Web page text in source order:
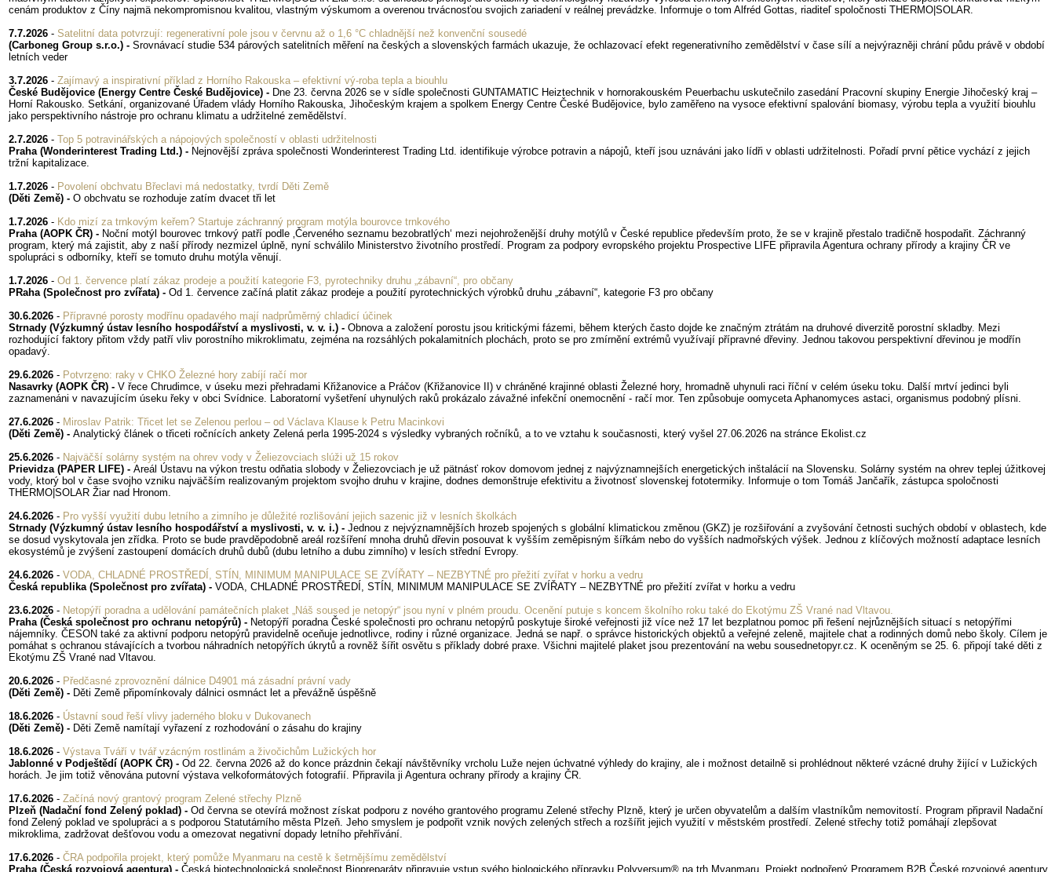
cenám produktov z Číny najmä nekompromisnou kvalitou, vlastným výskumom a overenou trvácnosťou svojich zariadení v reálnej prevádzke. Informuje o tom Alfréd Gottas, riaditeľ spoločnosti THERMO|SOLAR.
7.7.2026 - Satelitní data potvrzují: regenerativní pole jsou v červnu až o 1,6 °C chladnější než konvenční sousedé
(Carboneg Group s.r.o.) - Srovnávací studie 534 párových satelitních měření na českých a slovenských farmách ukazuje, že ochlazovací efekt regenerativního zemědělství v čase sílí a nejvýrazněji chrání půdu právě v období
letních veder
3.7.2026 - Zajímavý a inspirativní příklad z Horního Rakouska – efektivní vý-roba tepla a biouhlu
České Budějovice (Energy Centre České Budějovice) - Dne 23. června 2026 se v sídle společnosti GUNTAMATIC Heiztechnik v hornorakouském Peuerbachu uskutečnilo zasedání Pracovní skupiny Energie Jihočeský kraj –
Horní Rakousko. Setkání, organizované Úřadem vlády Horního Rakouska, Jihočeským krajem a spolkem Energy Centre České Budějovice, bylo zaměřeno na vysoce efektivní spalování biomasy, výrobu tepla a využití biouhlu
jako perspektivního nástroje pro ochranu klimatu a udržitelné zemědělství.
2.7.2026 - Top 5 potravinářských a nápojových společností v oblasti udržitelnosti
Praha (Wonderinterest Trading Ltd.) - Nejnovější zpráva společnosti Wonderinterest Trading Ltd. identifikuje výrobce potravin a nápojů, kteří jsou uznáváni jako lídři v oblasti udržitelnosti. Pořadí první pětice vychází z jejich
tržní kapitalizace.
1.7.2026 - Povolení obchvatu Břeclavi má nedostatky, tvrdí Děti Země
(Děti Země) - O obchvatu se rozhoduje zatím dvacet tři let
1.7.2026 - Kdo mizí za trnkovým keřem? Startuje záchranný program motýla bourovce trnkového
Praha (AOPK ČR) - Noční motýl bourovec trnkový patří podle ‚Červeného seznamu bezobratlých‘ mezi nejohroženější druhy motýlů v České republice především proto, že se v krajině přestalo tradičně hospodařit. Záchranný
program, který má zajistit, aby z naší přírody nezmizel úplně, nyní schválilo Ministerstvo životního prostředí. Program za podpory evropského projektu Prospective LIFE připravila Agentura ochrany přírody a krajiny ČR ve
spolupráci s odborníky, kteří se tomuto druhu motýla věnují.
1.7.2026 - Od 1. července platí zákaz prodeje a použití kategorie F3, pyrotechniky druhu „zábavní“, pro občany
PRaha (Společnost pro zvířata) - Od 1. července začíná platit zákaz prodeje a použití pyrotechnických výrobků druhu „zábavní“, kategorie F3 pro občany
30.6.2026 - Přípravné porosty modřínu opadavého mají nadprůměrný chladicí účinek
Strnady (Výzkumný ústav lesního hospodářství a myslivosti, v. v. i.) - Obnova a založení porostu jsou kritickými fázemi, během kterých často dojde ke značným ztrátám na druhové diverzitě porostní skladby. Mezi
rozhodující faktory přitom vždy patří vliv porostního mikroklimatu, zejména na rozsáhlých pokalamitních plochách, proto se pro zmírnění extrémů využívají přípravné dřeviny. Jednou takovou perspektivní dřevinou je modřín
opadavý.
29.6.2026 - Potvrzeno: raky v CHKO Železné hory zabíjí račí mor
Nasavrky (AOPK ČR) - V řece Chrudimce, v úseku mezi přehradami Křižanovice a Práčov (Křižanovice II) v chráněné krajinné oblasti Železné hory, hromadně uhynuli raci říční v celém úseku toku. Další mrtví jedinci byli
zaznamenáni v navazujícím úseku řeky v obci Svídnice. Laboratorní vyšetření uhynulých raků prokázalo závažné infekční onemocnění - račí mor. Ten způsobuje oomyceta Aphanomyces astaci, organismus podobný plísni.
27.6.2026 - Miroslav Patrik: Třicet let se Zelenou perlou – od Václava Klause k Petru Macinkovi
(Děti Země) - Analytický článek o třiceti ročnících ankety Zelená perla 1995-2024 s výsledky vybraných ročníků, a to ve vztahu k současnosti, který vyšel 27.06.2026 na stránce Ekolist.cz
25.6.2026 - Najväčší solárny systém na ohrev vody v Želiezovciach slúži už 15 rokov
Prievidza (PAPER LIFE) - Areál Ústavu na výkon trestu odňatia slobody v Želiezovciach je už pätnásť rokov domovom jednej z najvýznamnejších energetických inštalácií na Slovensku. Solárny systém na ohrev teplej úžitkovej
vody, ktorý bol v čase svojho vzniku najväčším realizovaným projektom svojho druhu v krajine, dodnes demonštruje efektivitu a životnosť slovenskej fototermiky. Informuje o tom Tomáš Jančařík, zástupca spoločnosti
THERMO|SOLAR Žiar nad Hronom.
24.6.2026 - Pro vyšší využití dubu letního a zimního je důležité rozlišování jejich sazenic již v lesních školkách
Strnady (Výzkumný ústav lesního hospodářství a myslivosti, v. v. i.) - Jednou z nejvýznamnějších hrozeb spojených s globální klimatickou změnou (GKZ) je rozšiřování a zvyšování četnosti suchých období v oblastech, kde
se dosud vyskytovala jen zřídka. Proto se bude pravděpodobně areál rozšíření mnoha druhů dřevin posouvat k vyšším zeměpisným šířkám nebo do vyšších nadmořských výšek. Jednou z klíčových možností adaptace lesních
ekosystémů je zvýšení zastoupení domácích druhů dubů (dubu letního a dubu zimního) v lesích střední Evropy.
24.6.2026 - VODA, CHLADNÉ PROSTŘEDÍ, STÍN, MINIMUM MANIPULACE SE ZVÍŘATY – NEZBYTNÉ pro přežití zvířat v horku a vedru
Česká republika (Společnost pro zvířata) - VODA, CHLADNÉ PROSTŘEDÍ, STÍN, MINIMUM MANIPULACE SE ZVÍŘATY – NEZBYTNÉ pro přežití zvířat v horku a vedru
23.6.2026 - Netopýří poradna a udělování památečních plaket „Náš soused je netopýr“ jsou nyní v plném proudu. Ocenění putuje s koncem školního roku také do Ekotýmu ZŠ Vrané nad Vltavou.
Praha (Česká společnost pro ochranu netopýrů) - Netopýří poradna České společnosti pro ochranu netopýrů poskytuje široké veřejnosti již více než 17 let bezplatnou pomoc při řešení nejrůznějších situací s netopýřími
nájemníky. ČESON také za aktivní podporu netopýrů pravidelně oceňuje jednotlivce, rodiny i různé organizace. Jedná se např. o správce historických objektů a veřejné zeleně, majitele chat a rodinných domů nebo školy. Cílem je
pomáhat s ochranou stávajících a tvorbou náhradních netopýřích úkrytů a rovněž šířit osvětu s příklady dobré praxe. Všichni majitelé plaket jsou prezentování na webu sousednetopyr.cz. K oceněným se 25. 6. připojí také děti z
Ekotýmu ZŠ Vrané nad Vltavou.
20.6.2026 - Předčasné zprovoznění dálnice D4901 má zásadní právní vady
(Děti Země) - Děti Země připomínkovaly dálnici osmnáct let a převážně úspěšně
18.6.2026 - Ústavní soud řeší vlivy jaderného bloku v Dukovanech
(Děti Země) - Děti Země namítají vyřazení z rozhodování o zásahu do krajiny
18.6.2026 - Výstava Tváří v tvář vzácným rostlinám a živočichům Lužických hor
Jablonné v Podještědí (AOPK ČR) - Od 22. června 2026 až do konce prázdnin čekají návštěvníky vrcholu Luže nejen úchvatné výhledy do krajiny, ale i možnost detailně si prohlédnout některé vzácné druhy žijící v Lužických
horách. Je jim totiž věnována putovní výstava velkoformátových fotografií. Připravila ji Agentura ochrany přírody a krajiny ČR.
17.6.2026 - Začíná nový grantový program Zelené střechy Plzně
Plzeň (Nadační fond Zelený poklad) - Od června se otevírá možnost získat podporu z nového grantového programu Zelené střechy Plzně, který je určen obyvatelům a dalším vlastníkům nemovitostí. Program připravil Nadační
fond Zelený poklad ve spolupráci a s podporou Statutárního města Plzeň. Jeho smyslem je podpořit vznik nových zelených střech a rozšířit jejich využití v městském prostředí. Zelené střechy totiž pomáhají zlepšovat
mikroklima, zadržovat dešťovou vodu a omezovat negativní dopady letního přehřívání.
17.6.2026 - ČRA podpořila projekt, který pomůže Myanmaru na cestě k šetrnějšímu zemědělství
Praha (Česká rozvojová agentura) - Česká biotechnologická společnost Biopreparáty připravuje vstup svého biologického přípravku Polyversum® na trh Myanmaru. Projekt podpořený Programem B2B České rozvojové agentury